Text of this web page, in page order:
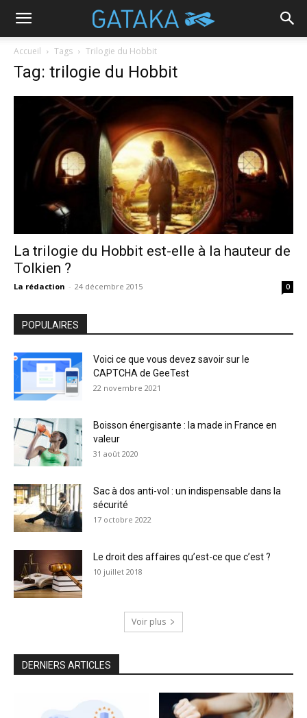
Accueil Tags Trilogie du Hobbit
Tag: trilogie du Hobbit
La trilogie du Hobbit est-elle à la hauteur de
Tolkien ?
La rédaction - 24 décembre 2015 0
POPULAIRES
Voici ce que vous devez savoir sur le
CAPTCHA de GeeTest
22 novembre 2021
Boisson énergisante : la made in France en
valeur
31 août 2020
Sac à dos anti-vol : un indispensable dans la
sécurité
17 octobre 2022
Le droit des affaires qu’est-ce que c’est ?
10 juillet 2018
Voir plus
DERNIERS ARTICLES